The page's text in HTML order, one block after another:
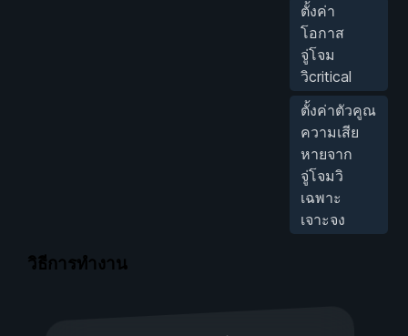
ตั้งค่า
โอกาส
จู่โจม
วิcritical
ตั้งค่าตัวคูณ
ความเสีย
หายจาก
จู่โจมวิ
เฉพาะ
เจาะจง
วิธีการทำงาน